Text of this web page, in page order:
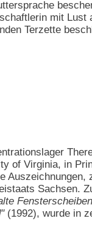
mit
Terzette
of Virginia, in
Sachsen.
(1992), wurde in